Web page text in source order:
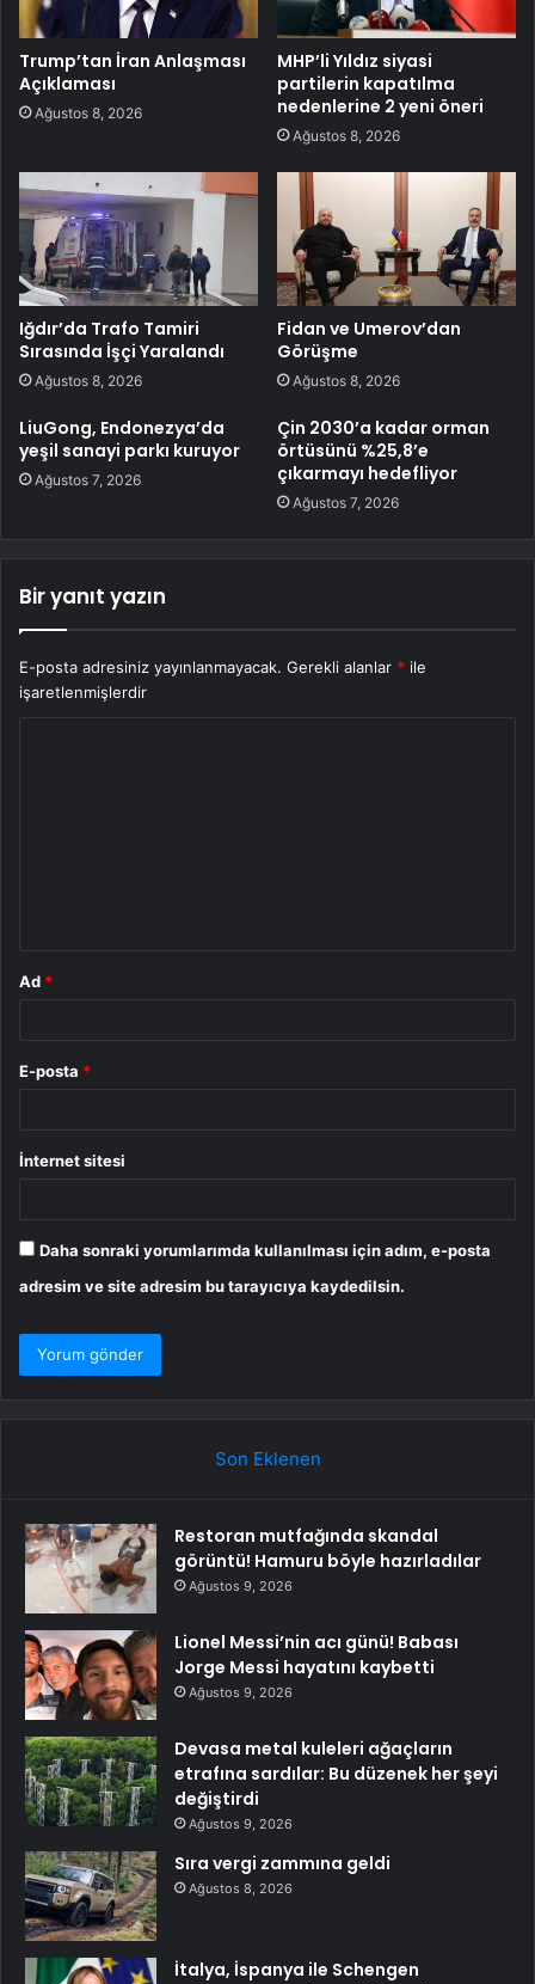
Trump’tan İran Anlaşması
Açıklaması
Ağustos 8, 2026
MHP’li Yıldız siyasi
partilerin kapatılma
nedenlerine 2 yeni öneri
Ağustos 8, 2026
Iğdır’da Trafo Tamiri
Sırasında İşçi Yaralandı
Ağustos 8, 2026
Fidan ve Umerov’dan
Görüşme
Ağustos 8, 2026
LiuGong, Endonezya’da
yeşil sanayi parkı kuruyor
Ağustos 7, 2026
Çin 2030’a kadar orman
örtüsünü %25,8’e
çıkarmayı hedefliyor
Ağustos 7, 2026
Bir yanıt yazın
E-posta adresiniz yayınlanmayacak. Gerekli alanlar * ile
işaretlenmişlerdir
Ad *
E-posta *
İnternet sitesi
Daha sonraki yorumlarımda kullanılması için adım, e-posta
adresim ve site adresim bu tarayıcıya kaydedilsin.
Son Eklenen
Restoran mutfağında skandal
görüntü! Hamuru böyle hazırladılar
Ağustos 9, 2026
Lionel Messi’nin acı günü! Babası
Jorge Messi hayatını kaybetti
Ağustos 9, 2026
Devasa metal kuleleri ağaçların
etrafına sardılar: Bu düzenek her şeyi
değiştirdi
Ağustos 9, 2026
Sıra vergi zammına geldi
Ağustos 8, 2026
İtalya, İspanya ile Schengen